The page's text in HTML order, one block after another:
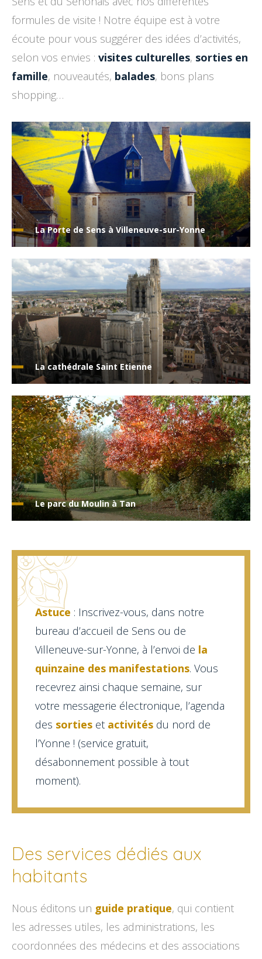
formules de visite ! Notre équipe est à votre
écoute pour vous suggérer des idées d’activités,
selon vos envies : visites culturelles, sorties en
famille, nouveautés, balades, bons plans
shopping…
La Porte de Sens à Villeneuve-sur-Yonne
La cathédrale Saint Etienne
Le parc du Moulin à Tan
Astuce : Inscrivez-vous, dans notre
bureau d’accueil de Sens ou de
Villeneuve-sur-Yonne, à l’envoi de la
quinzaine des manifestations. Vous
recevrez ainsi chaque semaine, sur
votre messagerie électronique, l’agenda
des sorties et activités du nord de
l’Yonne ! (service gratuit,
désabonnement possible à tout
moment).
Des services dédiés aux
habitants
Nous éditons un guide pratique, qui contient
les adresses utiles, les administrations, les
coordonnées des médecins et des associations